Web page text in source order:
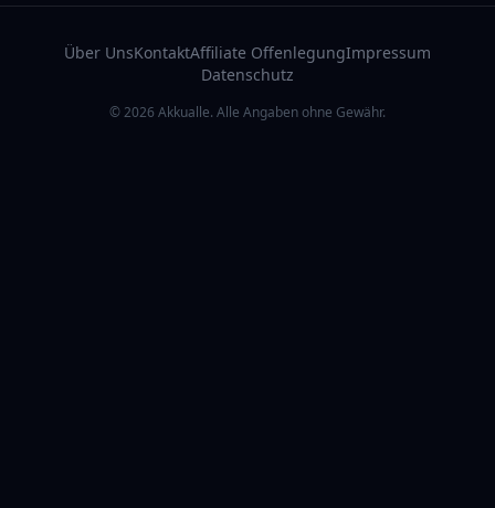
Über UnsKontaktAffiliate OffenlegungImpressum
Datenschutz
© 2026 Akkualle. Alle Angaben ohne Gewähr.